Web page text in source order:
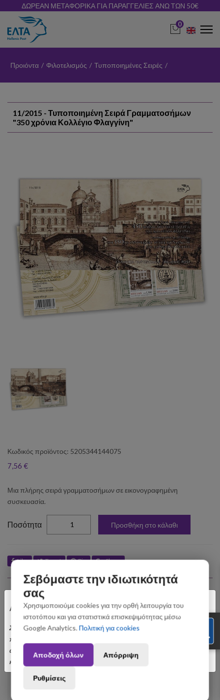
ΔΩΡΕΑΝ ΜΕΤΑΦΟΡΙΚΑ ΓΙΑ ΠΑΡΑΓΓΕΛΙΕΣ ΑΝΩ ΤΩΝ 50€
0
Προιόντα / Φιλοτελισμός / Τυποποιημένες Σειρές /
Αγαπητοί Πελάτες
Σας ενημερώνουμε ότι οι παραγγελίες που θα
πραγματοποιηθούν από 3 έως 31 Αυγούστου ενδέχεται να
αποσταλούν με σχετική καθυστέρηση. Ευχαριστούμε για την
κατανόηση.
11/2015 - Τυποποιημένη Σειρά Γραμματοσήμων
"350 χρόνια Κολλέγιο Φλαγγίνη"
Κωδικός προϊόντος: 5205344144075
7,56 €
Μια πλήρης σειρά γραμματοσήμων σε εικονογραφημένη
συσκευασία.
Ποσότητα Προσθήκη στο κάλαθι
Like Tweet Pin Share
Σχετικά Προϊόντα
Σεβόμαστε την ιδιωτικότητά
σας
Χρησιμοποιούμε cookies για την ορθή λειτουργία του
ιστοτόπου και για στατιστικά επισκεψιμότητας μέσω
Google Analytics. Πολιτική για cookies
Αποδοχή όλων Απόρριψη
Ρυθμίσεις